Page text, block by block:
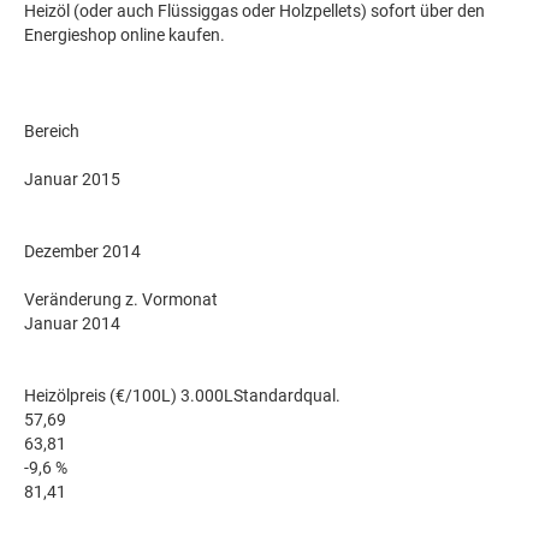
Heizöl (oder auch Flüssiggas oder Holzpellets) sofort über den
Energieshop online kaufen.
Bereich
Januar 2015
Dezember 2014
Veränderung z. Vormonat
Januar 2014
Heizölpreis (€/100L) 3.000LStandardqual.
57,69
63,81
-9,6 %
81,41